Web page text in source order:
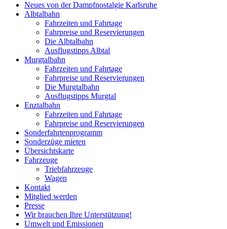
Neues von der Dampfnostalgie Karlsruhe
Albtalbahn
Fahrzeiten und Fahrtage
Fahrpreise und Reservierungen
Die Albtalbahn
Ausflugstipps Albtal
Murgtalbahn
Fahrzeiten und Fahrtage
Fahrpreise und Reservierungen
Die Murgtalbahn
Ausflugstipps Murgtal
Enztalbahn
Fahrzeiten und Fahrtage
Fahrpreise und Reservierungen
Sonderfahrtenprogramm
Sonderzüge mieten
Übersichtskarte
Fahrzeuge
Triebfahrzeuge
Wagen
Kontakt
Mitglied werden
Presse
Wir brauchen Ihre Unterstützung!
Umwelt und Emissionen